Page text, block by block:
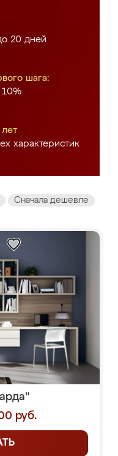
20 дней
шага:
10%
характеристик
Сначала дешевле
руб.